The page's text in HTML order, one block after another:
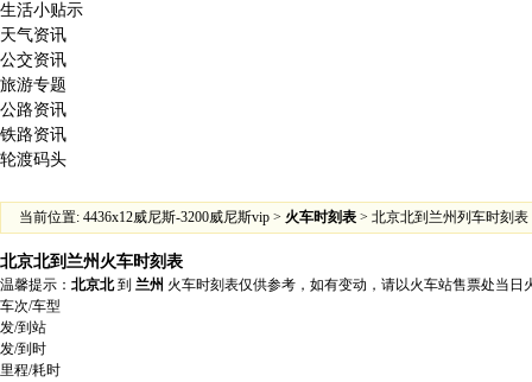
生活小贴示
天气资讯
公交资讯
旅游专题
公路资讯
铁路资讯
轮渡码头
当前位置: 4436x12威尼斯-3200威尼斯vip > 火车时刻表 > 北京北到兰州列车时刻表
北京北到兰州火车时刻表
温馨提示： 北京北到 兰州 火车时刻表仅供参考，如有变动，请以火车站售票处当日
车次/车型
发/到站
发/到时
里程/耗时